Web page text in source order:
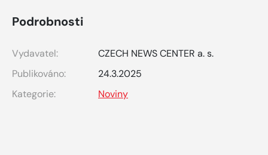
Podrobnosti
Vydavatel:
CZECH NEWS CENTER a. s.
Publikováno:
24.3.2025
Kategorie:
Noviny